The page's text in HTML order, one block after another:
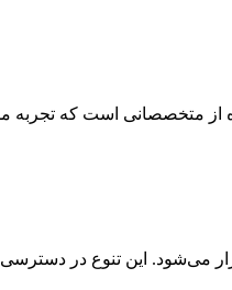
از متخصصانی است که
این تنوع در دسترسی